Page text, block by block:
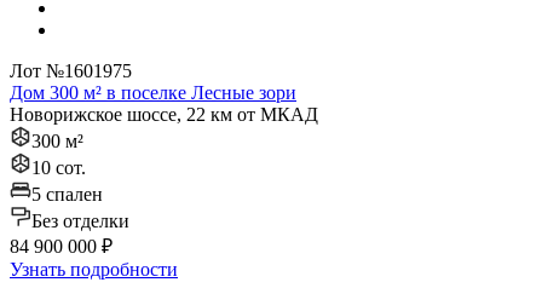
Лот №1601975
Дом 300 м² в поселке Лесные зори
Новорижское шоссе, 22 км от МКАД
300 м²
10 сот.
5 спален
Без отделки
84 900 000 ₽
Узнать подробности